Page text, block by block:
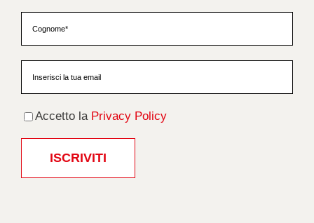
Accetto la Privacy Policy
ISCRIVITI